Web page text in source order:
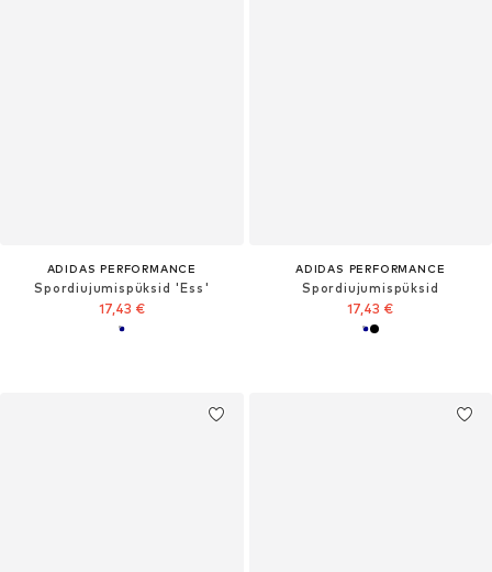
ADIDAS PERFORMANCE
Spordiujumispüksid 'Ess'
17,43 €
ADIDAS PERFORMANCE
Spordiujumispüksid
17,43 €